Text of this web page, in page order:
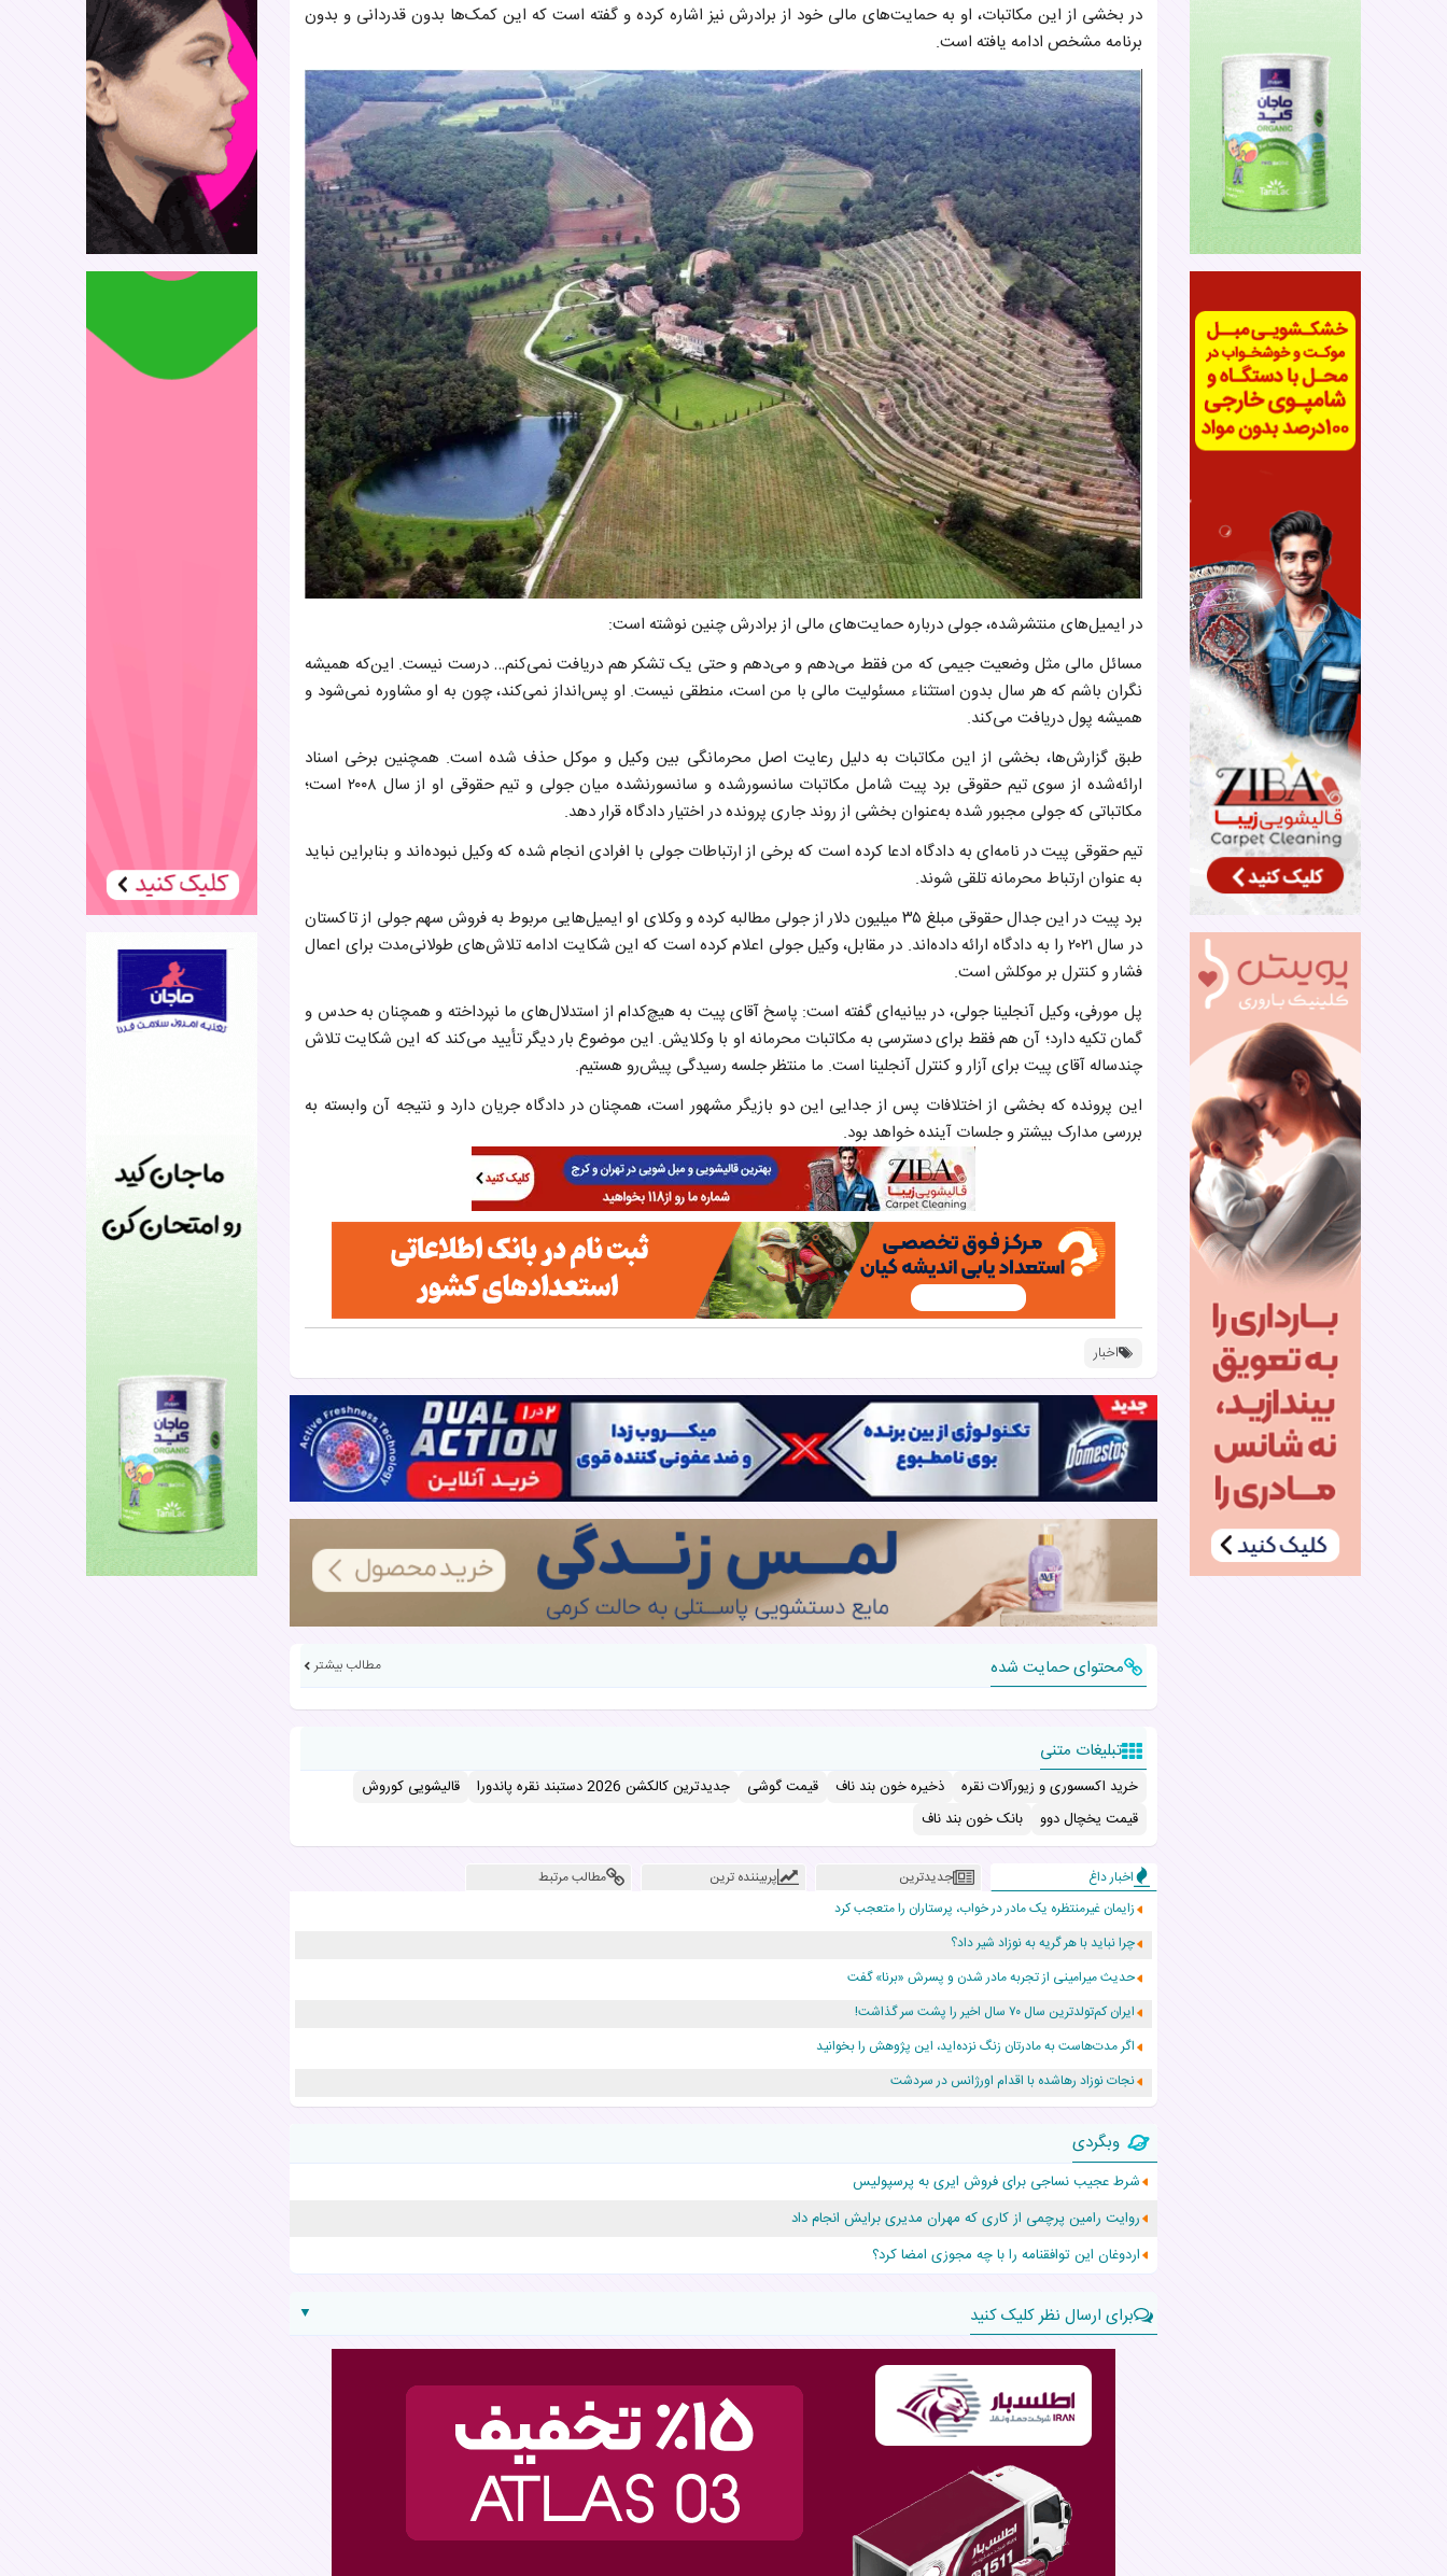
در بخشی از این مکاتبات، او به حمایت‌های مالی خود از برادرش نیز اشاره کرده و گفته است که این کمک‌ها بدون قدردانی و بدون
برنامه مشخص ادامه یافته است.
در ایمیل‌های منتشرشده، جولی درباره حمایت‌های مالی از برادرش چنین نوشته است:
مسائل مالی مثل وضعیت جیمی که من فقط می‌دهم و می‌دهم و حتی یک تشکر هم دریافت نمی‌کنم… درست نیست. این‌که همیشه
نگران باشم که هر سال بدون استثناء مسئولیت مالی با من است، منطقی نیست. او پس‌انداز نمی‌کند، چون به او مشاوره نمی‌شود و
همیشه پول دریافت می‌کند.
طبق گزارش‌ها، بخشی از این مکاتبات به دلیل رعایت اصل محرمانگی بین وکیل و موکل حذف شده است. همچنین برخی اسناد
ارائه‌شده از سوی تیم حقوقی برد پیت شامل مکاتبات سانسورشده و سانسورنشده میان جولی و تیم حقوقی او از سال ۲۰۰۸ است؛
مکاتباتی که جولی مجبور شده به‌عنوان بخشی از روند جاری پرونده در اختیار دادگاه قرار دهد.
تیم حقوقی پیت در نامه‌ای به دادگاه ادعا کرده است که برخی از ارتباطات جولی با افرادی انجام شده که وکیل نبوده‌اند و بنابراین نباید
به عنوان ارتباط محرمانه تلقی شوند.
برد پیت در این جدال حقوقی مبلغ ۳۵ میلیون دلار از جولی مطالبه کرده و وکلای او ایمیل‌هایی مربوط به فروش سهم جولی از تاکستان
در سال ۲۰۲۱ را به دادگاه ارائه داده‌اند. در مقابل، وکیل جولی اعلام کرده است که این شکایت ادامه تلاش‌های طولانی‌مدت برای اعمال
فشار و کنترل بر موکلش است.
پل مورفی، وکیل آنجلینا جولی، در بیانیه‌ای گفته است: پاسخ آقای پیت به هیچ‌کدام از استدلال‌های ما نپرداخته و همچنان به حدس و
گمان تکیه دارد؛ آن هم فقط برای دسترسی به مکاتبات محرمانه او با وکلایش. این موضوع بار دیگر تأیید می‌کند که این شکایت تلاش
چندساله آقای پیت برای آزار و کنترل آنجلینا است. ما منتظر جلسه رسیدگی پیش‌رو هستیم.
این پرونده که بخشی از اختلافات پس از جدایی این دو بازیگر مشهور است، همچنان در دادگاه جریان دارد و نتیجه آن وابسته به
بررسی مدارک بیشتر و جلسات آینده خواهد بود.
اخبار
محتوای حمایت شده مطالب بیشتر
تبلیغات متنی
خرید اکسسوری و زیورآلات نقره ذخیره خون بند ناف قیمت گوشی جدیدترین کالکشن 2026 دستبند نقره پاندورا
قالیشویی کوروش
قیمت یخچال دوو
بانک خون بند ناف
اخبار داغ جدیدترین پربیننده ترین
مطالب مرتبط
زایمان غیرمنتظره یک مادر در خواب، پرستاران را متعجب کرد
چرا نباید با هر گریه به نوزاد شیر داد؟
حدیث میرامینی از تجربه مادر شدن و پسرش «برنا» گفت
ایران کم‌تولدترین سال ۷۰ سال اخیر را پشت سر گذاشت!
اگر مدت‌هاست به مادرتان زنگ نزده‌اید، این پژوهش را بخوانید
نجات نوزاد رهاشده با اقدام اورژانس در سردشت
۵۵۹ نوزاد در پرو با نام «هالند» به دنیا آمدند!
زن ۲۴ ساله پس از درمان سرطان رحم، مادر شد
افزایش قد این دختر، چند میلیون دلار برای پدرش خرج داشته
حرکت غیرقانونی یک پرستار، جان دوقلوها را نجات داد!
وبگردی
شرط عجیب نساجی برای فروش ایری به پرسپولیس
روایت رامین پرچمی از کاری که مهران مدیری برایش انجام داد
اردوغان این توافقنامه را با چه مجوزی امضا کرد؟
برای ارسال نظر کلیک کنید ▼